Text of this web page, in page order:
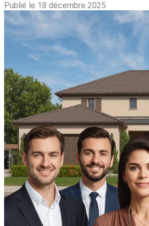
Publié le 18 décembre 2025